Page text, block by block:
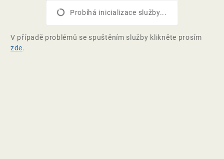
Probíhá inicializace služby...
V případě problémů se spuštěním služby klikněte prosím
zde.